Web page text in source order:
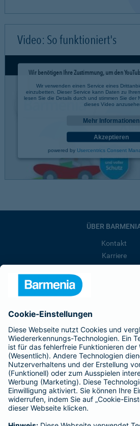
Video: So funktioniert's
Wir benötigen Ihre Zustimmung, um den
Wir verwenden einen Service eines
einzubetten. Dieser Service kann Daten zu
lesen Sie die Details durch und stimmen Sie der
dieses Video
Mehr Informationen
Akzeptieren
powered by Usercentrics Consent
ÜBER
Kontakt
Karriere
Barmenia ist Teil der
BELIEBTE
Kranken-